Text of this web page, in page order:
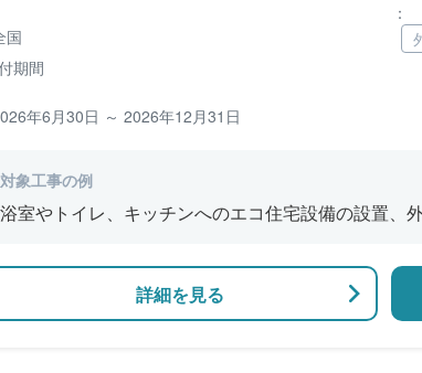
国
期間
年6月30日 ～ 2026年12月31日
：
対象工事の例
浴室やトイレ、キッチンへのエコ住宅設備の設置、
詳細を見る